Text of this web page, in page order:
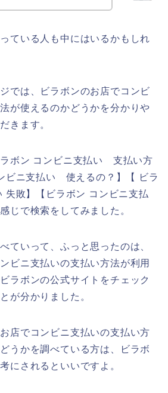
ている人も中にはいるかもしれ
では、ビラボンのお店でコンビ
が使えるのかどうかを分かりや
きます。
ラボン コンビニ支払い 支払い方
ビニ支払い 使えるの？】【 ビラ
失敗】【ビラボン コンビニ支払
じで検索をしてみました。
ていって、ふっと思ったのは、
ビニ支払いの支払い方法が利用
ラボンの公式サイトをチェック
が分かりました。
店でコンビニ支払いの支払い方
うかを調べている方は、ビラボ
にされるといいですよ。